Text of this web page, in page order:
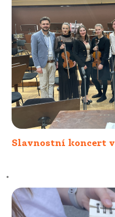
Slavnostní koncert